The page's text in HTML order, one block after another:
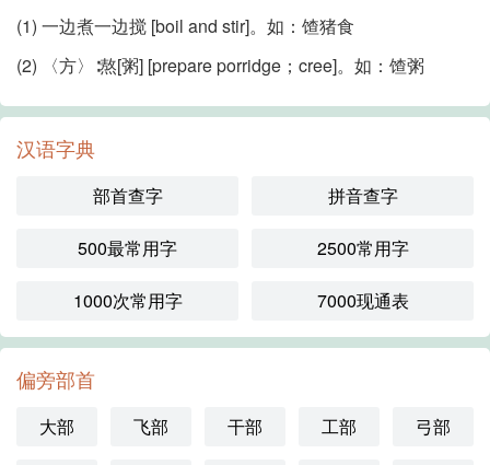
(1) 一边煮一边搅 [boil and stir]。如：馇猪食
(2) 〈方〉∶熬[粥] [prepare porridge；cree]。如：馇粥
汉语字典
部首查字 拼音查字
500最常用字 2500常用字
1000次常用字 7000现通表
偏旁部首
大部 飞部 干部 工部 弓部